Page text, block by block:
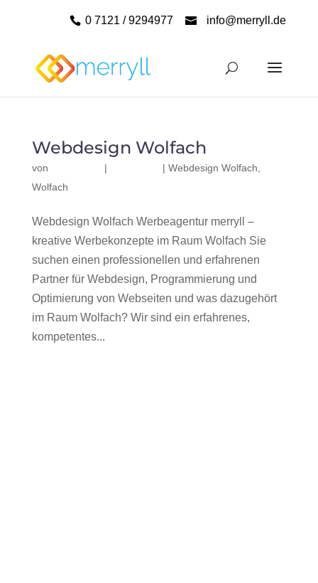
0 7121 / 9294977 info@merryll.de
Webdesign Wolfach
von | | Webdesign Wolfach
Wolfach
Webdesign Wolfach Werbeagentur merryll –
kreative Werbekonzepte im Raum Wolfach Sie
suchen einen professionellen und erfahrenen
Partner für Webdesign, Programmierung und
Optimierung von Webseiten und was dazugehört
im Raum Wolfach? Wir sind ein erfahrenes,
kompetentes...